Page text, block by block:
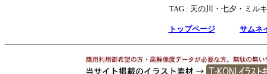
TAG : 天の川・七夕・ミル
トップページ サムネ